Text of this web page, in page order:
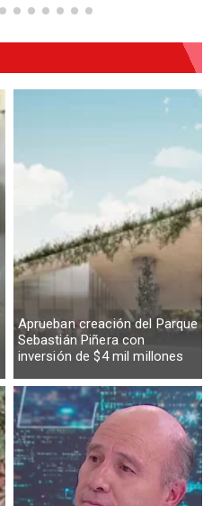
Aprueban creación del Parque
Sebastián Piñera con
inversión de $4 mil millones